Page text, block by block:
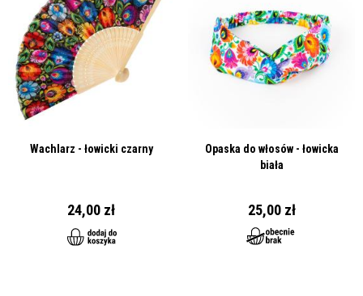
Wachlarz - łowicki czarny
24,00 zł
Opaska do włosów - łowicka
biała
25,00 zł